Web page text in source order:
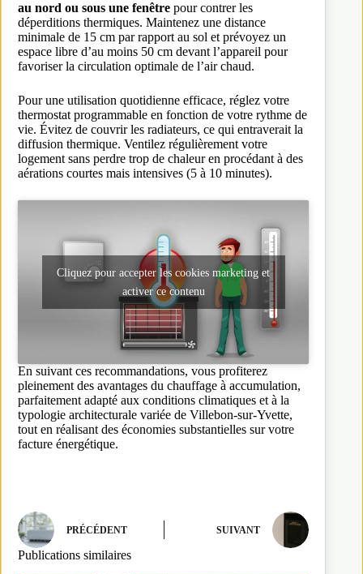
au nord ou sous une fenêtre pour contrer les
déperditions thermiques. Maintenez une distance
minimale de 15 cm par rapport au sol et prévoyez un
espace libre d’au moins 50 cm devant l’appareil pour
favoriser la circulation optimale de l’air chaud.
Pour une utilisation quotidienne efficace, réglez votre
thermostat programmable en fonction de votre rythme de
vie. Évitez de couvrir les radiateurs, ce qui entraverait la
diffusion thermique. Ventilez régulièrement votre
logement sans perdre trop de chaleur en procédant à des
aérations courtes mais intensives (5 à 10 minutes).
Cliquez pour accepter les cookies marketing et
activer ce contenu
En suivant ces recommandations, vous profiterez
pleinement des avantages du chauffage à accumulation,
parfaitement adapté aux conditions climatiques et à la
typologie architecturale variée de Villebon-sur-Yvette,
tout en réalisant des économies substantielles sur votre
facture énergétique.
PRÉCÉDENT SUIVANT
Publications similaires